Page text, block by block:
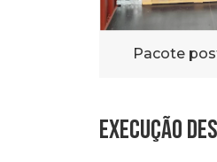
Pacote
Execução